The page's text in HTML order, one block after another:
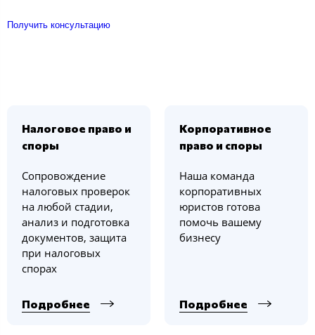
Получить консультацию
Налоговое право и
споры
Сопровождение
налоговых проверок
на любой стадии,
анализ и подготовка
документов, защита
при налоговых
спорах
Подробнее
Корпоративное
право и споры
Наша команда
корпоративных
юристов готова
помочь вашему
бизнесу
Подробнее